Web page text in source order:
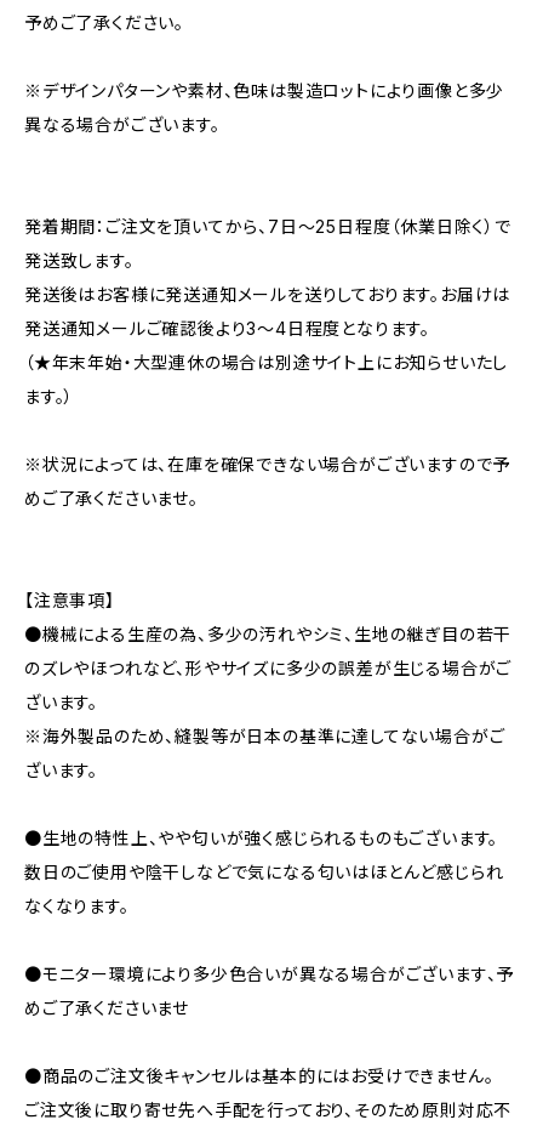
予めご了承ください。
※デザインパターンや素材、色味は製造ロットにより画像と多少
異なる場合がございます。
発着期間：ご注文を頂いてから、7日〜25日程度（休業日除く）で
発送致します。
発送後はお客様に発送通知メールを送りしております。お届けは
発送通知メールご確認後より3〜4日程度となります。
（★年末年始・大型連休の場合は別途サイト上にお知らせいたし
ます。）
※状況によっては、在庫を確保できない場合がございますので予
めご了承くださいませ。
【注意事項】
●機械による生産の為、多少の汚れやシミ、生地の継ぎ目の若干
のズレやほつれなど、形やサイズに多少の誤差が生じる場合がご
ざいます。
※海外製品のため、縫製等が日本の基準に達してない場合がご
ざいます。
●生地の特性上、やや匂いが強く感じられるものもございます。
数日のご使用や陰干しなどで気になる匂いはほとんど感じられ
なくなります。
●モニター環境により多少色合いが異なる場合がございます、予
めご了承くださいませ
●商品のご注文後キャンセルは基本的にはお受けできません。
ご注文後に取り寄せ先へ手配を行っており、そのため原則対応不